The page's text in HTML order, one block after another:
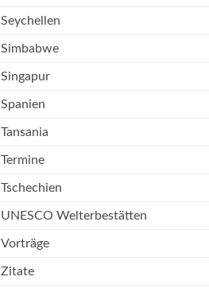
Seychellen
Simbabwe
Singapur
Spanien
Tansania
Termine
Tschechien
UNESCO Welterbestätten
Vorträge
Zitate